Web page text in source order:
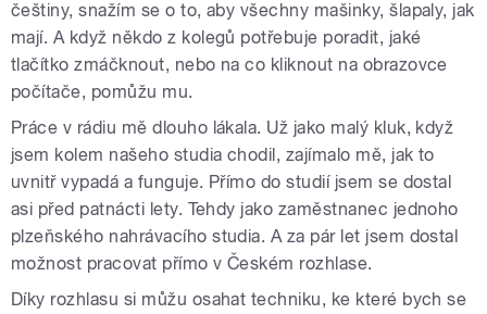
češtiny, snažím se o to, aby všechny mašinky, šlapaly, jak
mají. A když někdo z kolegů potřebuje poradit, jaké
tlačítko zmáčknout, nebo na co kliknout na obrazovce
počítače, pomůžu mu.
Práce v rádiu mě dlouho lákala. Už jako malý kluk, když
jsem kolem našeho studia chodil, zajímalo mě, jak to
uvnitř vypadá a funguje. Přímo do studií jsem se dostal
asi před patnácti lety. Tehdy jako zaměstnanec jednoho
plzeňského nahrávacího studia. A za pár let jsem dostal
možnost pracovat přímo v Českém rozhlase.
Díky rozhlasu si můžu osahat techniku, ke které bych se